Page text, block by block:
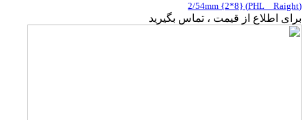
(PHL _ Raight) {2*8} 2/54mm
برای اطلاع از قیمت ، تماس بگیرید